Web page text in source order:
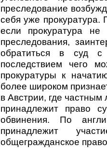
преследование
себя уже прокуратура.
если прокуратура не
преследования,
обратиться в суд
последствием чего
прокуратуры к
более широком
в Австрии, где
принадлежит право
обвинения. По
принадлежит
общегражданское